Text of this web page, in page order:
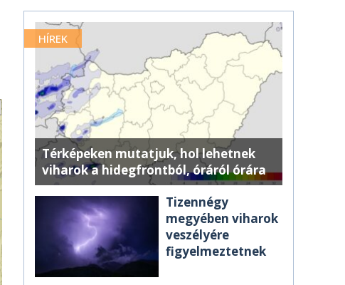
HÍREK
Térképeken mutatjuk, hol lehetnek
viharok a hidegfrontból, óráról órára
Tizennégy
megyében viharok
veszélyére
figyelmeztetnek